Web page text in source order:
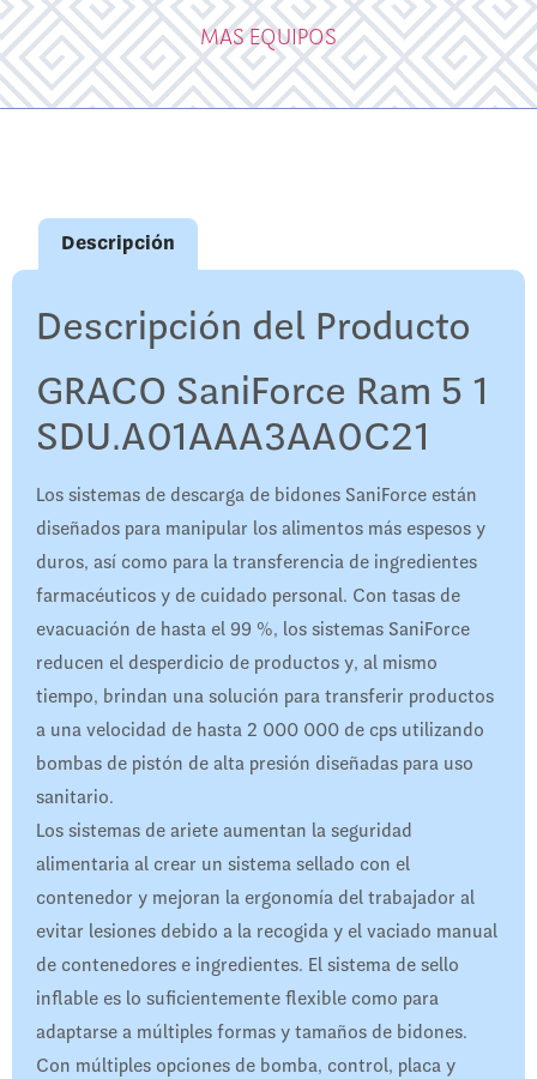
MAS EQUIPOS
Descripción
Descripción del Producto
GRACO SaniForce Ram 5 1
SDU.A01AAA3AA0C21
Los sistemas de descarga de bidones SaniForce están
diseñados para manipular los alimentos más espesos y
duros, así como para la transferencia de ingredientes
farmacéuticos y de cuidado personal. Con tasas de
evacuación de hasta el 99 %, los sistemas SaniForce
reducen el desperdicio de productos y, al mismo
tiempo, brindan una solución para transferir productos
a una velocidad de hasta 2 000 000 de cps utilizando
bombas de pistón de alta presión diseñadas para uso
sanitario.
Los sistemas de ariete aumentan la seguridad
alimentaria al crear un sistema sellado con el
contenedor y mejoran la ergonomía del trabajador al
evitar lesiones debido a la recogida y el vaciado manual
de contenedores e ingredientes. El sistema de sello
inflable es lo suficientemente flexible como para
adaptarse a múltiples formas y tamaños de bidones.
Con múltiples opciones de bomba, control, placa y